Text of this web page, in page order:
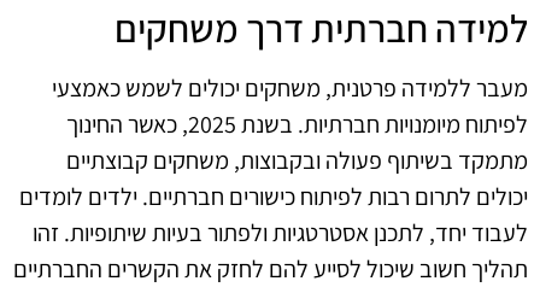
למידה חברתית דרך משחקים
מעבר ללמידה פרטנית, משחקים יכולים לשמש כאמצעי
לפיתוח מיומנויות חברתיות. בשנת 2025, כאשר החינוך
מתמקד בשיתוף פעולה ובקבוצות, משחקים קבוצתיים
יכולים לתרום רבות לפיתוח כישורים חברתיים. ילדים לומדים
לעבוד יחד, לתכנן אסטרטגיות ולפתור בעיות שיתופיות. זהו
תהליך חשוב שיכול לסייע להם לחזק את הקשרים החברתיים